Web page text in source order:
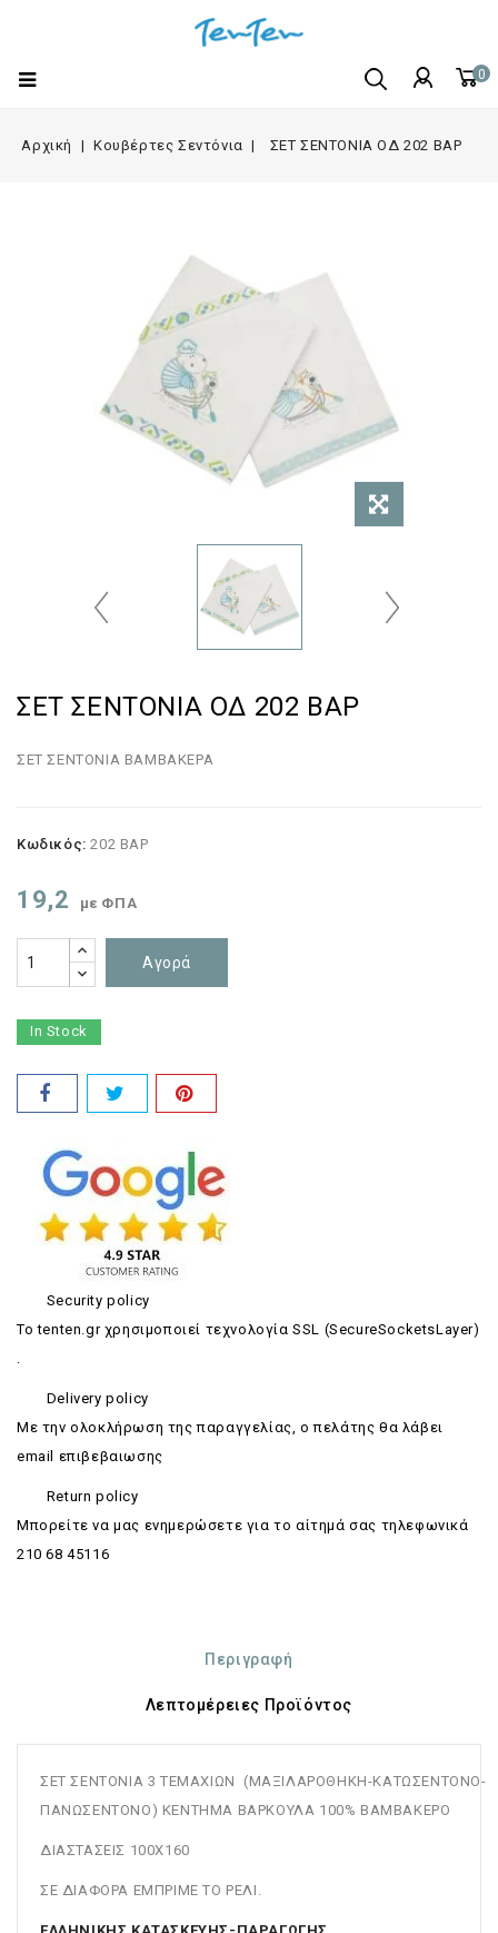
0
Αρχική Κουβέρτες Σεντόνια ΣΕΤ ΣΕΝΤΟΝΙΑ ΟΔ 202 ΒΑΡ
ΣΕΤ ΣΕΝΤΟΝΙΑ ΟΔ 202 ΒΑΡ
ΣΕΤ ΣΕΝΤΟΝΙΑ ΒΑΜΒΑΚΕΡΑ
Κωδικός: 202 ΒΑΡ
19,2 με ΦΠΑ
Αγορά
In Stock
Security policy
Το tenten.gr χρησιμοποιεί τεχνολογία SSL (SecureSocketsLayer)
Delivery policy
Με την ολοκλήρωση της παραγγελίας, ο πελάτης θα λάβει
email επιβεβαιωσης
Return policy
Mπορείτε να μας ενημερώσετε για το αίτημά σας τηλεφωνικά
210 68 45116
Περιγραφή
Λεπτομέρειες Προϊόντος
ΣΕΤ ΣΕΝΤΟΝΙΑ 3 ΤΕΜΑΧΙΩΝ (ΜΑΞΙΛΑΡΟΘΗΚΗ-ΚΑΤΩΣΕΝΤΟΝΟ-
ΠΑΝΩΣΕΝΤΟΝΟ) ΚΕΝΤΗΜΑ ΒΑΡΚΟΥΛΑ 100% ΒΑΜΒΑΚΕΡΟ
ΔΙΑΣΤΑΣΕΙΣ 100Χ160
ΣΕ ΔΙΑΦΟΡΑ ΕΜΠΡΙΜΕ ΤΟ ΡΕΛΙ.